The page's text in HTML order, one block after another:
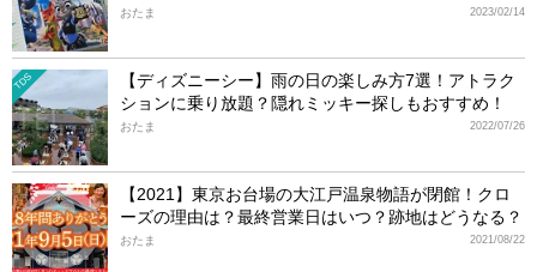
2023/02/14
おたま
TDS
【ディズニーシー】雨の日の楽しみ方7選！アトラク
ションに乗り放題？隠れミッキー探しもおすすめ！
2022/07/26
おたま
【2021】東京お台場の大江戸温泉物語が閉館！クロ
ーズの理由は？最終営業日はいつ？跡地はどうなる？
2021/08/22
おたま